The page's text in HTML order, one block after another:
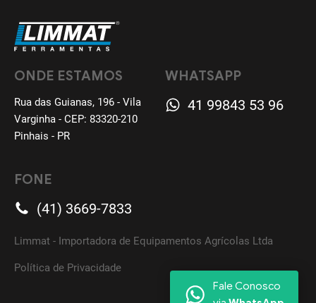
ONDE ESTAMOS
Rua das Guianas, 196 - Vila
Varginha - CEP: 83320-210
Pinhais - PR
WHATSAPP
41 99843 53 96
FONE
(41) 3669-7833
Limmat - Importadora de Equipamentos Agrícolas Ltda
Política de Privacidade
Fale Conosco